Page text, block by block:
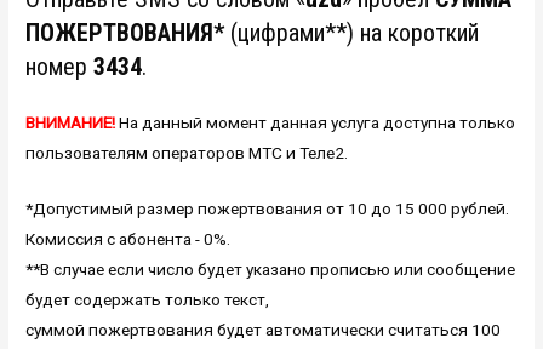
ПОЖЕРТВОВАНИЯ*(цифрами**) на короткий
номер3434.
ВНИМАНИЕ!На данный момент данная услуга доступна только
пользователям операторов МТС и Теле2.
*Допустимый размер пожертвования от 10 до 15 000 рублей.
Комиссия с абонента - 0%.
**В случае если число будет указано прописью или сообщение
будет содержать только текст,
суммой пожертвования будет автоматически считаться 100